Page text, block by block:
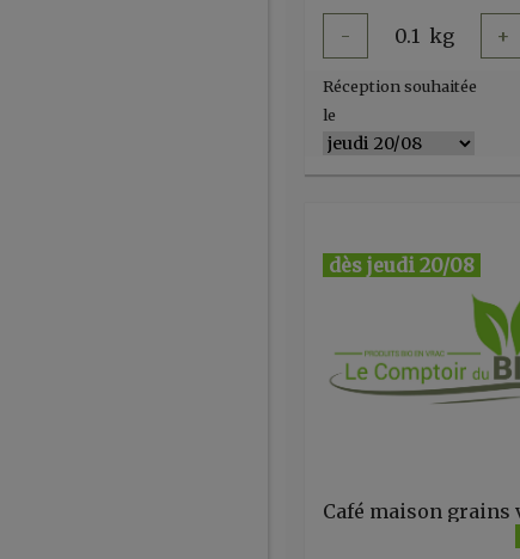
- 0.1 kg +
Réception souhaitée
le
dès jeudi 20/08